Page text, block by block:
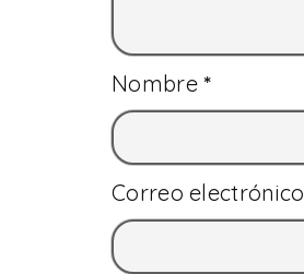
Nombre*
Correo electrónico